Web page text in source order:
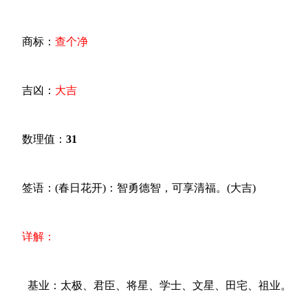
商标： 查个净
吉凶： 大吉
数理值： 31
签语：(春日花开)：智勇德智，可享清福。(大吉)
详解：
基业：太极、君臣、将星、学士、文星、田宅、祖业。